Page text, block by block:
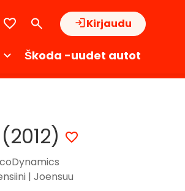
Kirjaudu
Škoda -uudet autot
(2012)
| Joensuu